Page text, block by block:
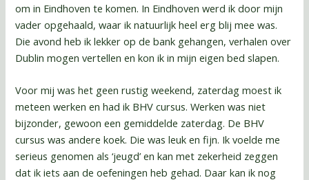
om in Eindhoven te komen. In Eindhoven werd ik door mijn
vader opgehaald, waar ik natuurlijk heel erg blij mee was.
Die avond heb ik lekker op de bank gehangen, verhalen over
Dublin mogen vertellen en kon ik in mijn eigen bed slapen.
Voor mij was het geen rustig weekend, zaterdag moest ik
meteen werken en had ik BHV cursus. Werken was niet
bijzonder, gewoon een gemiddelde zaterdag. De BHV
cursus was andere koek. Die was leuk en fijn. Ik voelde me
serieus genomen als ‘jeugd’ en kan met zekerheid zeggen
dat ik iets aan de oefeningen heb gehad. Daar kan ik nog